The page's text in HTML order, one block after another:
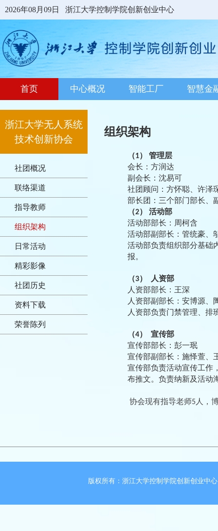
2026年08月09日 浙江大学控制学院创新创业中心
首页 中心概况 智能工厂 智慧金
浙江大学无人系统
技术创新协会
社团概况
联络渠道
指导教师
组织架构
日常活动
精彩影像
社团历史
资料下载
荣誉陈列
组织架构
（1）
管理层
会长： 方润达
副会长： 沈易可
社团顾问 ：方怀聪、许
部长团：三个部门部长、
（2）
活动部
活动部部长： 周柯含
活动部副部长： 管统豪、
活动部负责组织部分基础
报。
（3）
人资部
人资部部长： 王深
人资部副部长： 安博源、
人资部负责门禁管理、排
（4）
宣传部
宣传部部长： 彭一珉
宣传部副部长： 施怿萱、
宣传部负责活动宣传工作
布推文。负责纳新及活动
协会现有指导老师5 人，
版权所有：浙江大学控制学院创新创